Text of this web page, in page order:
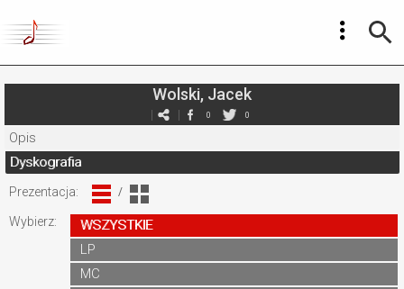
Wolski, Jacek
0 0
Opis
Dyskografia
Prezentacja: /
Wybierz:
WSZYSTKIE
LP
MC